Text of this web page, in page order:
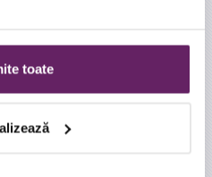
toate
deseori constipatia provoaca
toxinele nu sunt eliminate
ele vor fi reabsorbite in sange.
cel mai adesea prin piele,